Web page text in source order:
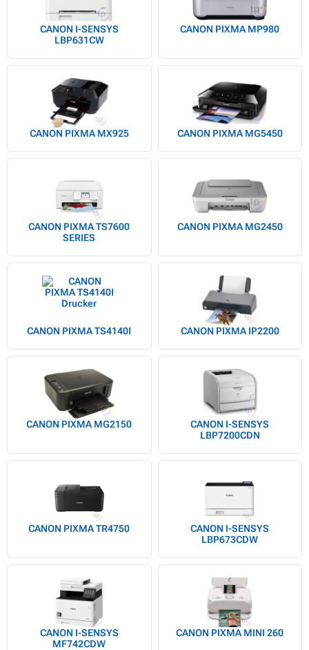
CANON I-SENSYS
LBP631CW
CANON PIXMA MP980
CANON PIXMA MX925 CANON PIXMA MG5450
CANON PIXMA TS7600
SERIES
CANON PIXMA MG2450
CANON PIXMA TS4140I CANON PIXMA IP2200
CANON PIXMA MG2150
CANON I-SENSYS
LBP7200CDN
CANON PIXMA TR4750
CANON I-SENSYS
LBP673CDW
CANON I-SENSYS
MF742CDW
CANON PIXMA MINI 260